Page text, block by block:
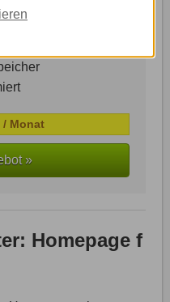
/ Monat
»
Homepage f